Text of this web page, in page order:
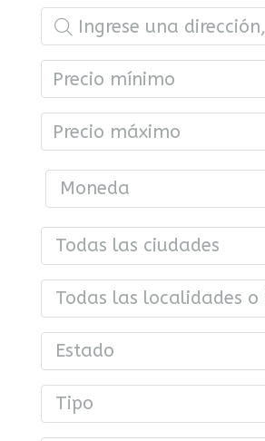
Moneda
Todas las ciudades
Todas las localidades o
Estado
Tipo